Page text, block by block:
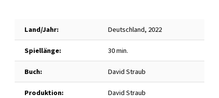
Land/Jahr: Deutschland, 2022
Spiellänge: 30 min.
Buch: David Straub
Produktion: David Straub